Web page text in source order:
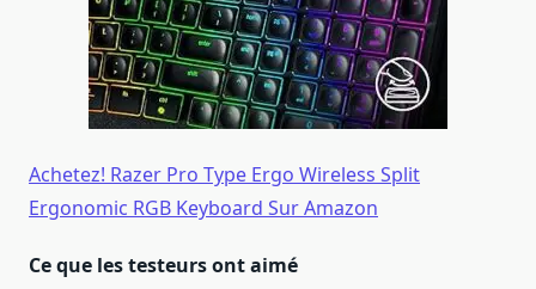
Achetez! Razer Pro Type Ergo Wireless Split
Ergonomic RGB Keyboard Sur Amazon
Ce que les testeurs ont aimé